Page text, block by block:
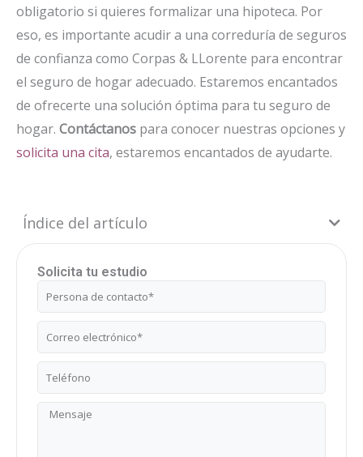
obligatorio si quieres formalizar una hipoteca. Por
eso, es importante acudir a una correduría de seguros
de confianza como Corpas & LLorente para encontrar
el seguro de hogar adecuado. Estaremos encantados
de ofrecerte una solución óptima para tu seguro de
hogar. Contáctanos para conocer nuestras opciones y
solicita una cita, estaremos encantados de ayudarte.
Índice del artículo
Solicita tu estudio
Nombre
Correo
electrónico
Teléfono
Mensaje